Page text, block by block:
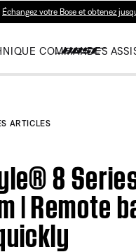
Échangez votre Bose et obtenez
COMMANDES
ARTICLES
8
| Remote